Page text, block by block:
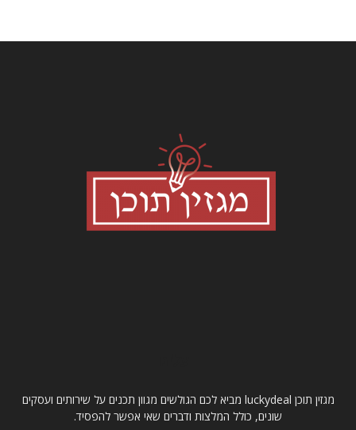
מגזין תוכן luckydeal מביא לכם הגולשים מגוון תכנים על שירותים ועסקים
שונים, כולל המלצות ודברים שאי אפשר להפסיד.